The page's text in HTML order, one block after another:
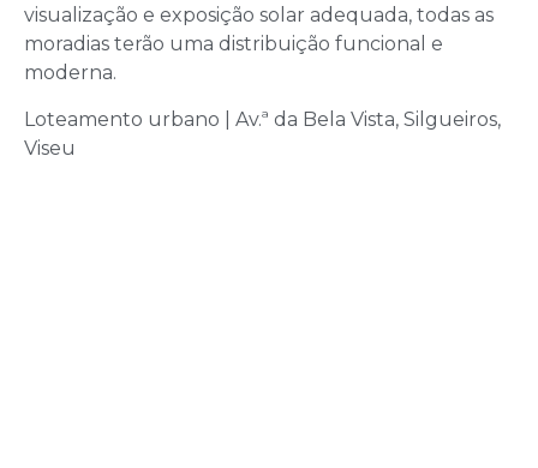
visualização e exposição solar adequada, todas as
moradias terão uma distribuição funcional e
moderna.
Loteamento urbano | Av.ª da Bela Vista, Silgueiros,
Viseu